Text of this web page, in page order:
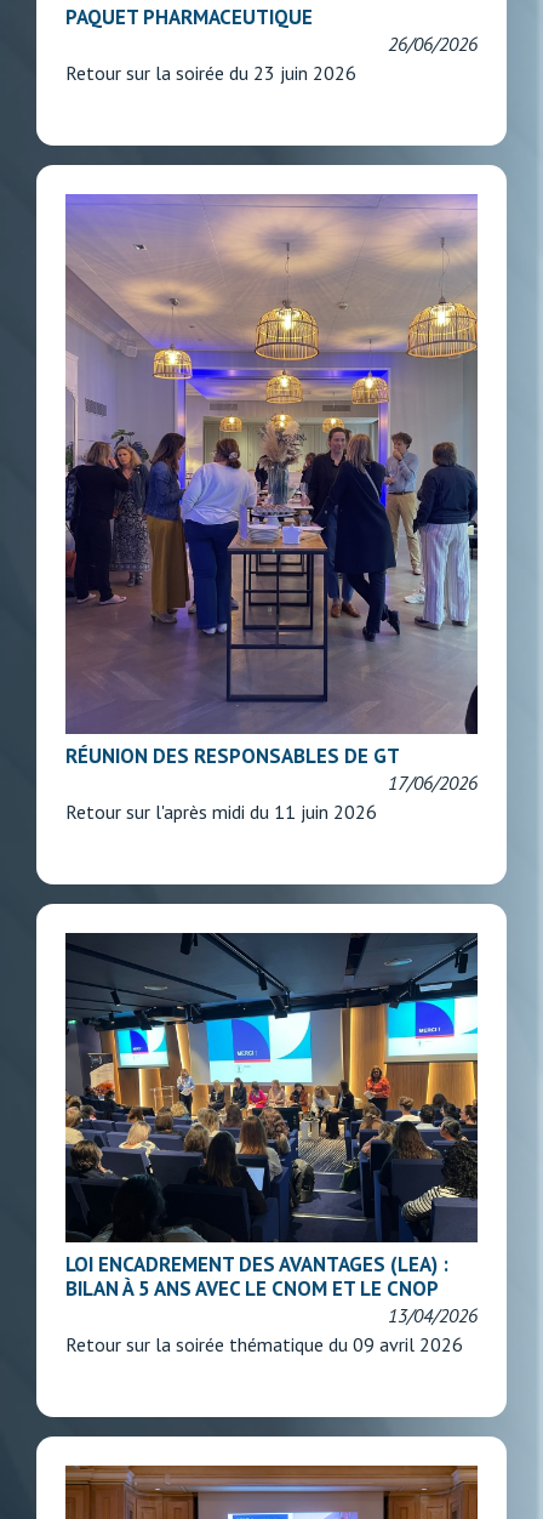
PAQUET PHARMACEUTIQUE
26/06/2026
Retour sur la soirée du 23 juin 2026
RÉUNION DES RESPONSABLES DE GT
17/06/2026
Retour sur l'après midi du 11 juin 2026
LOI ENCADREMENT DES AVANTAGES (LEA) :
BILAN À 5 ANS AVEC LE CNOM ET LE CNOP
13/04/2026
Retour sur la soirée thématique du 09 avril 2026